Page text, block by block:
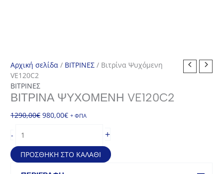
Αρχική σελίδα / ΒΙΤΡΙΝΕΣ / Βιτρίνα Ψυχόμενη
VE120C2
ΒΙΤΡΙΝΕΣ
ΒΙΤΡΊΝΑ ΨΥΧΌΜΕΝΗ VE120C2
1290,00€ Original
1290,00€.
980,00€Η
είναι:
980,00€.
+ ΦΠΑ
-
Ψυχόμενη
VE120C2
ποσότητα
+
ΠΡΟΣΘΉΚΗ ΣΤΟ ΚΑΛΆΘΙ